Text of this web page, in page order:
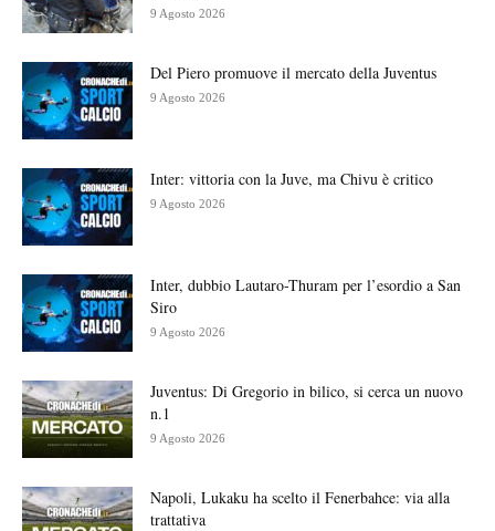
9 Agosto 2026
Del Piero promuove il mercato della Juventus
9 Agosto 2026
Inter: vittoria con la Juve, ma Chivu è critico
9 Agosto 2026
Inter, dubbio Lautaro-Thuram per l’esordio a San
Siro
9 Agosto 2026
Juventus: Di Gregorio in bilico, si cerca un nuovo
n.1
9 Agosto 2026
Napoli, Lukaku ha scelto il Fenerbahce: via alla
trattativa